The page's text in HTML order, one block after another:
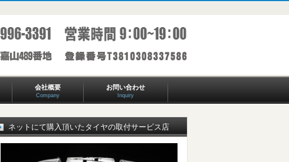
会社概要
Company
お問い合わせ
Inquiry
ネットにて購入頂いたタイヤの取付サービス店